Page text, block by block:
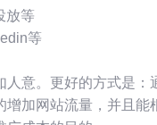
放等
等
意。更好的方式是
加网站流量，并且